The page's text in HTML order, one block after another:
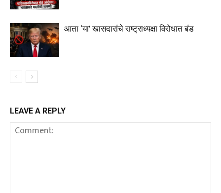
आता ‘या’ खासदारांचे राष्ट्राध्यक्षा विरोधात बंड
LEAVE A REPLY